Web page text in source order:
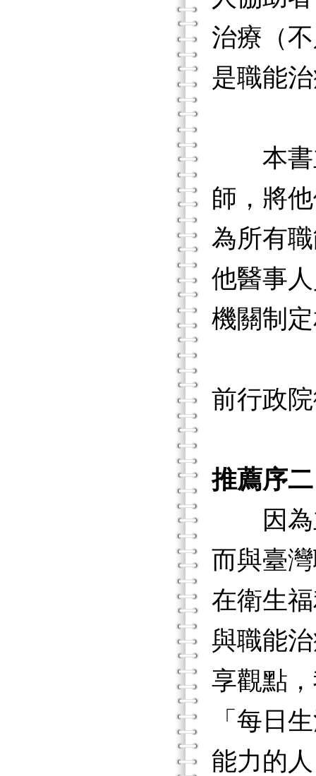
治療（
是職能
本書主
師，將
為所有
他醫事
機關制
前行政
推薦序二
因為主
而與臺
在衛生
與職能
享觀點
「每日
能力的